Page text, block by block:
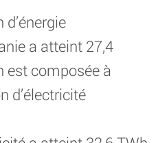
a atteint 27,4
est composée à
d’électricité